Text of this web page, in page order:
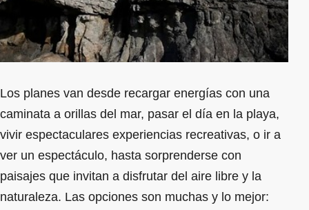
Los planes van desde recargar energías con una
caminata a orillas del mar, pasar el día en la playa,
vivir espectaculares experiencias recreativas, o ir a
ver un espectáculo, hasta sorprenderse con
paisajes que invitan a disfrutar del aire libre y la
naturaleza. Las opciones son muchas y lo mejor: